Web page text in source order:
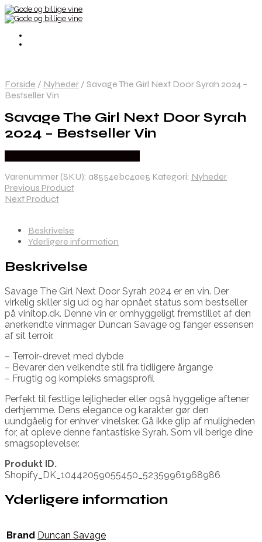
Forside / Nyheder / Savage The Girl Next Door Syrah 2024 –
Bestseller Vin
Savage The Girl Next Door Syrah
2024 – Bestseller Vin
Varenummer (SKU): a8554ebc4ae5 Kategori: Nyheder
Previous Product
Next Product
Beskrivelse
Yderligere information
Beskrivelse
Savage The Girl Next Door Syrah 2024 er en vin. Der
virkelig skiller sig ud og har opnået status som bestseller
på vinitop.dk. Denne vin er omhyggeligt fremstillet af den
anerkendte vinmager Duncan Savage og fanger essensen
af sit terroir.
– Terroir-drevet med dybde
– Bevarer den velkendte stil fra tidligere årgange
– Frugtig og kompleks smagsprofil
Perfekt til festlige lejligheder eller også hyggelige aftener
derhjemme. Dens elegance og karakter gør den
uundgåelig for enhver vinelsker. Gå ikke glip af muligheden
for, at opleve denne fantastiske Syrah. Som vil berige dine
smagsoplevelser.
Produkt ID.
Shopify_DK_10442059055450_52359961968986
Yderligere information
Brand Duncan Savage